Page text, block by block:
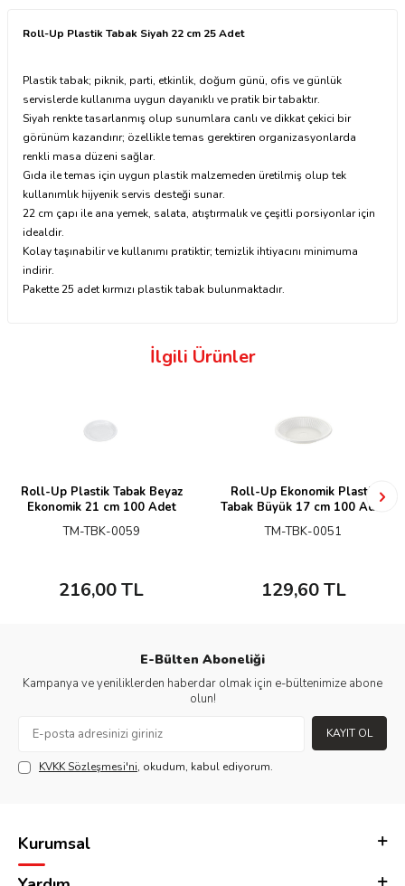
Roll-Up Plastik Tabak Siyah 22 cm 25 Adet
Plastik tabak; piknik, parti, etkinlik, doğum günü, ofis ve günlük
servislerde kullanıma uygun dayanıklı ve pratik bir tabaktır.
Siyah renkte tasarlanmış olup sunumlara canlı ve dikkat çekici bir
görünüm kazandırır; özellikle temas gerektiren organizasyonlarda
renkli masa düzeni sağlar.
Gıda ile temas için uygun plastik malzemeden üretilmiş olup tek
kullanımlık hijyenik servis desteği sunar.
22 cm çapı ile ana yemek, salata, atıştırmalık ve çeşitli porsiyonlar için
idealdir.
Kolay taşınabilir ve kullanımı pratiktir; temizlik ihtiyacını minimuma
indirir.
Pakette 25 adet kırmızı plastik tabak bulunmaktadır.
İlgili Ürünler
Roll-Up Plastik Tabak Beyaz
Ekonomik 21 cm 100 Adet
TM-TBK-0059
216,00TL
Roll-Up Ekonomik Plastik
Tabak Büyük 17 cm 100 Adet
TM-TBK-0051
129,60TL
E-Bülten Aboneliği
Kampanya ve yeniliklerden haberdar olmak için e-bültenimize abone
olun!
KAYIT OL
KVKK Sözleşmesi'ni, okudum, kabul ediyorum.
Kurumsal